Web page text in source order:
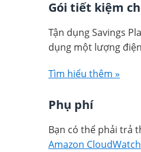
Gói tiết kiệm
Tận dụng Savings
dụng một lượng
Tìm hiểu thêm »
Phụ phí
Bạn có thể phải trả
Amazon CloudWatch